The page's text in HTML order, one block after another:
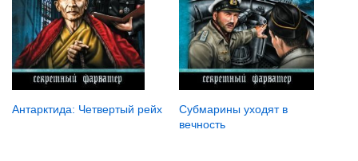
Антарктида: Четвертый рейх
Субмарины уходят в
вечность